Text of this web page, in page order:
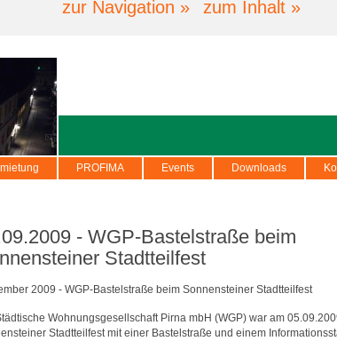
zur Navigation » zum Inhalt »
PROFIMA Events Downloads
- WGP-Bastelstraße beim
Stadtteilfest
2009 - WGP-Bastelstraße beim Sonnensteiner Stadtteilfest
Wohnungsgesellschaft Pirna mbH (WGP) war am
Stadtteilfest mit einer Bastelstraße und einem